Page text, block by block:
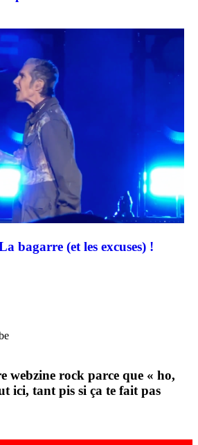
bagarre (et les excuses) !
webzine rock parce que « ho,
ici, tant pis si ça te fait pas